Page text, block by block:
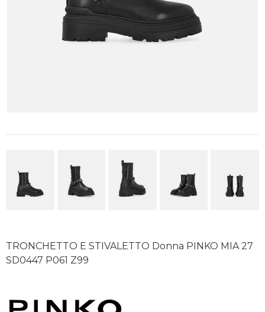
TRONCHETTO E STIVALETTO Donna PINKO MIA 27
SD0447 P061 Z99